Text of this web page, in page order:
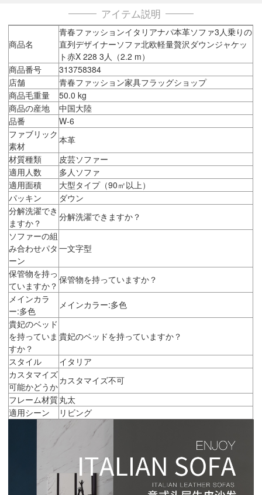
アイテム説明
商品名
青春ファッションイタリアナパ本革ソファ3人乗りの
直列デザイナーソファ北欧軽量贅沢ダウンジャケッ
ト赤X 228 3人（2.2 m）
商品番号
313758384
店舗
青春ファッション家具フラッグショップ
商品毛重量
50.0 kg
商品の産地
中国大陸
品番
W-6
ファブリック
素材
本革
材質種類
皮芸ソファー
適用人数
多人ソファ
適用面積
大型タイプ（90㎡以上）
パッキン
ダウン
分解洗濯でき
ますか？
分解洗濯できますか？
ソファーの組
み合わせパタ
ーン
一文字型
保管物を持っ
ていますか？
保管物を持っていますか？
メインカラ
ー:多色
メインカラー:多色
貴妃のベッド
を持っていま
すか？
貴妃のベッドを持っていますか？
スタイル
イタリア
カスタマイズ
可能かどうか
カスタマイズ不可
フレーム材質丸太
適用シーン
リビング